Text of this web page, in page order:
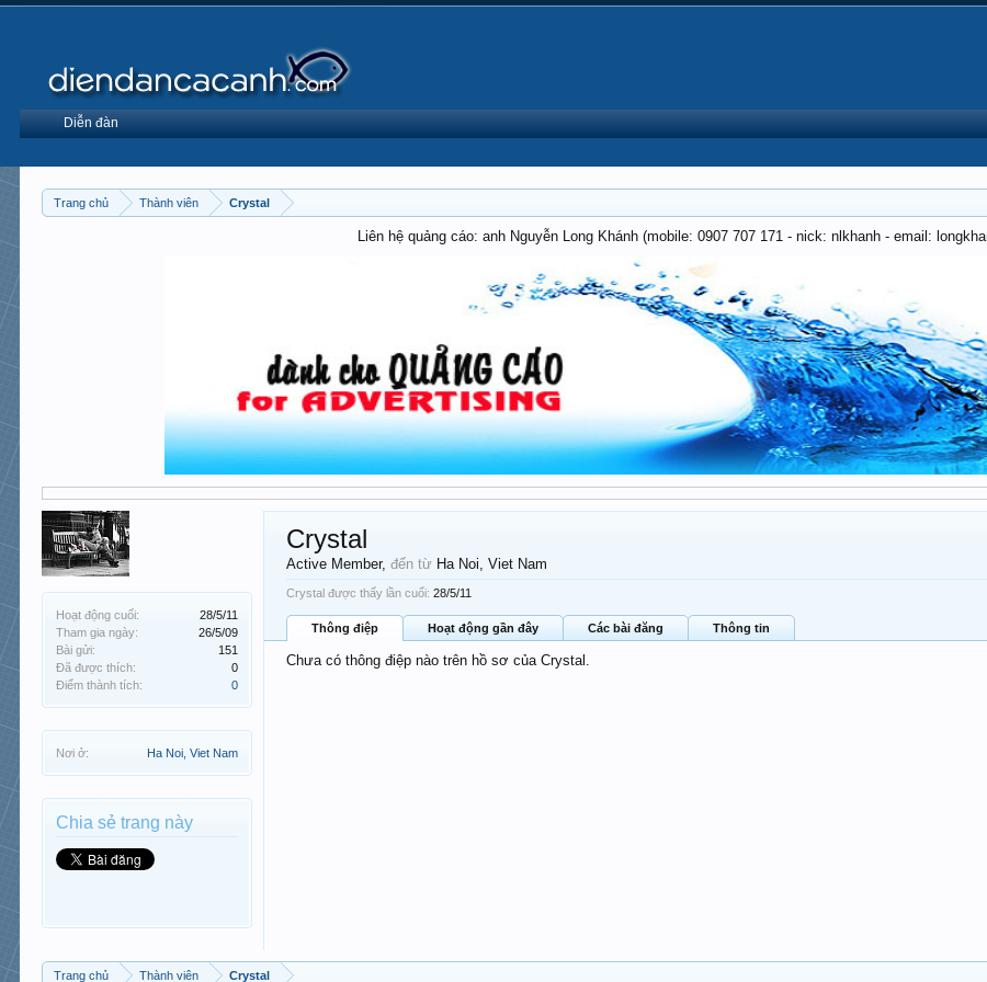
Trang chủ Thành viên Crystal
Liên hệ quảng cáo: anh Nguyễn Long Khánh (mobile: 0907 707 171 - nick: nlkhanh - email:
Hoạt động cuối:
28/5/11
Tham gia ngày:
26/5/09
Bài gửi:
151
Đã được thích:
0
Điểm thành tích:
0
Nơi ở: Ha Noi, Viet Nam
Chia sẻ trang này
Crystal
Active Member,đến từ Ha Noi, Viet Nam
Crystal được thấy lần cuối: 28/5/11
Thông điệp Hoạt động gần đây Các bài đăng Thông tin
Chưa có thông điệp nào trên hồ sơ của Crystal.
Trang chủ Thành viên Crystal
Diễn đàn